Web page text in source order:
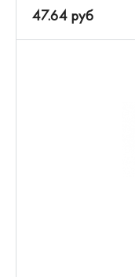
47.64 руб